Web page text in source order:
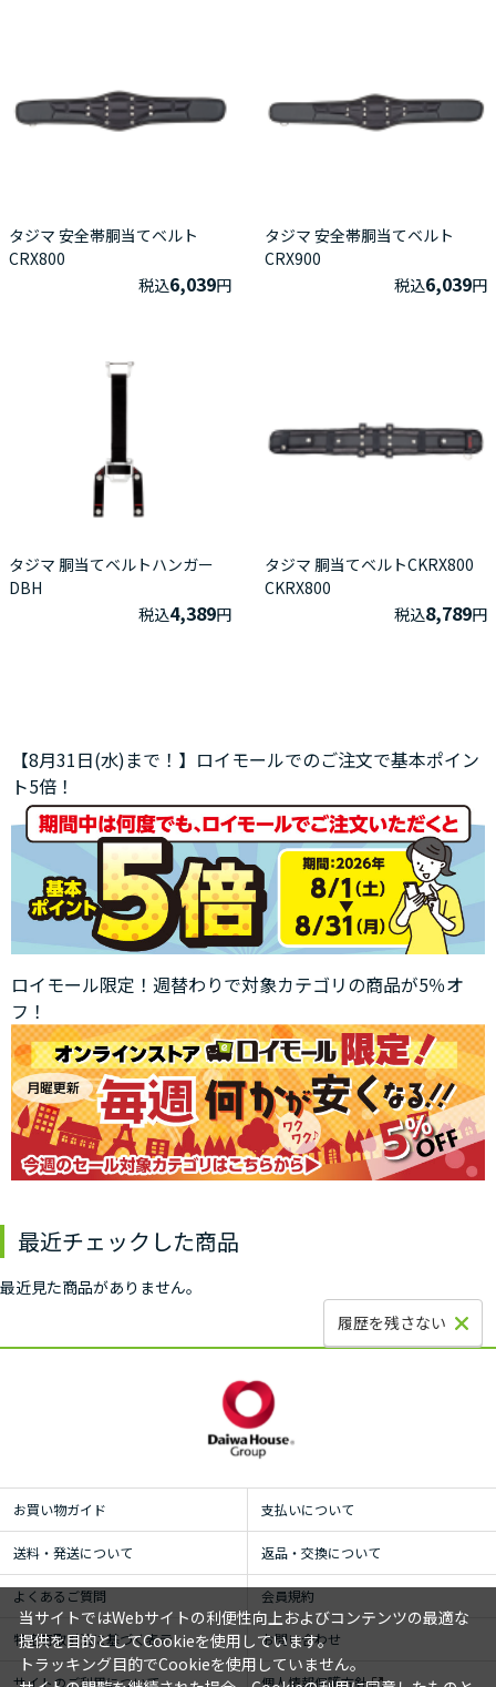
タジマ 安全帯胴当てベルト
CRX800
税込6,039円
タジマ 安全帯胴当てベルト
CRX900
税込6,039円
タジマ 胴当てベルトハンガー
DBH
税込4,389円
タジマ 胴当てベルトCKRX800
CKRX800
税込8,789円
【8月31日(水)まで！】ロイモールでのご注文で基本ポイン
ト5倍！
ロイモール限定！週替わりで対象カテゴリの商品が5％オ
フ！
最近チェックした商品
最近見た商品がありません。
履歴を残さない
お買い物ガイド 支払いについて
送料・発送について 返品・交換について
よくあるご質問 会員規約
特定商取引法に基づく表示 お問い合わせ
サイトのご利用について 個人情報保護方針
当サイトではWebサイトの利便性向上およびコンテンツの最適な
提供を目的としてCookieを使用しています。
トラッキング目的でCookieを使用していません。